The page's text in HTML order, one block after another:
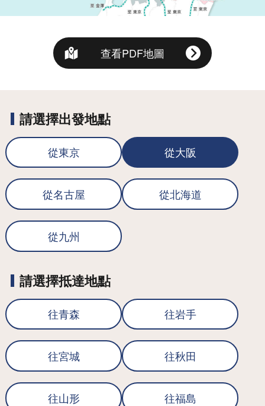
查看PDF地圖
請選擇出發地點
從東京 從大阪
從名古屋 從北海道
從九州
請選擇抵達地點
往青森 往岩手
往宮城 往秋田
往山形 往福島